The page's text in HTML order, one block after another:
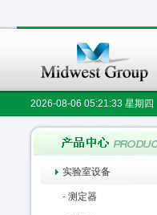
2026-08-06 05:21:34 星期四
实验室设备
- 测定器